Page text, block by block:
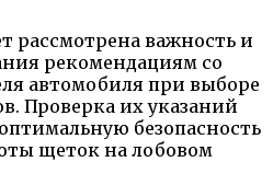
рассмотрена важность и
рекомендациям со
автомобиля при выборе
Проверка их указаний
безопасность
щеток на лобовом